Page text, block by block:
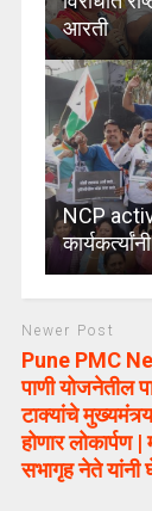
आरती
NCP
Newer Post
Pune PMC
पाणी योजनेतील
टाक्यांचे
होणार लोकार्पण
सभागृह नेते यांनी